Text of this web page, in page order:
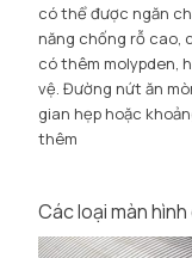
có thể được ngăn
năng chống rỗ cao,
có thêm molypden,
vệ. Đường nứt ăn
gian hẹp hoặc
thêm
Các loại màn